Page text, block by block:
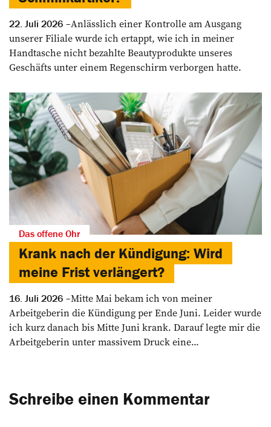
22. Juli 2026
Anlässlich einer Kontrolle am Ausgang
unserer Filiale wurde ich ertappt, wie ich in meiner
Handtasche nicht bezahlte Beautyprodukte unseres
Geschäfts unter einem Regenschirm verborgen hatte.
Das offene Ohr
Krank nach der Kündigung: Wird
meine Frist verlängert?
16. Juli 2026
Mitte Mai bekam ich von meiner
Arbeitgeberin die Kündigung per Ende Juni. Leider wurde
ich kurz danach bis Mitte Juni krank. Darauf legte mir die
Arbeitgeberin unter massivem Druck eine...
Schreibe einen Kommentar